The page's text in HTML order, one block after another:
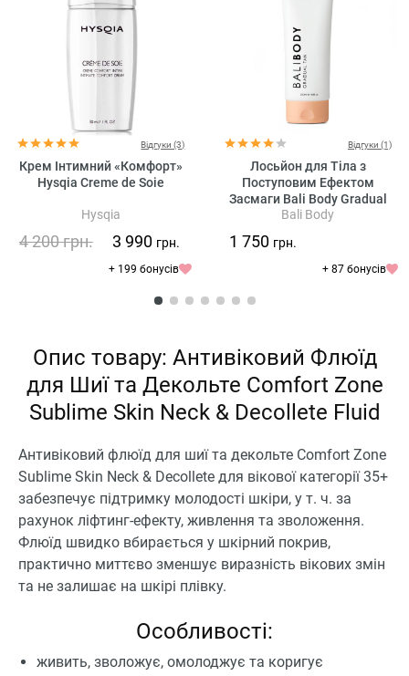
Відгуки (3)
Крем Інтимний «Комфорт»
Hysqia Creme de Soie
Hysqia
4 200грн. 3 990 грн.
+ 199 бонусів
Відгуки (1)
Лосьйон для Тіла з
Поступовим Ефектом
Засмаги Bali Body Gradual
Tan
Bali Body
1 750 грн.
+ 87 бонусів
Опис товару: Антивіковий Флюїд
для Шиї та Декольте Comfort Zone
Sublime Skin Neck & Decollete Fluid
Антивіковий флюїд для шиї та декольте Comfort Zone
Sublime Skin Neck & Decollete для вікової категорії 35+
забезпечує підтримку молодості шкіри, у т. ч. за
рахунок ліфтинг-ефекту, живлення та зволоження.
Флюїд швидко вбирається у шкірний покрив,
практично миттєво зменшує виразність вікових змін
та не залишає на шкірі плівку.
Особливості:
живить, зволожує, омолоджує та коригує